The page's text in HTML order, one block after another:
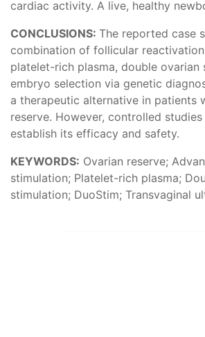
cardiac activity. A live, healthy
CONCLUSIONS: The reported case
combination of follicular
platelet-rich plasma, double ovarian
embryo selection via genetic
a therapeutic alternative in patients
reserve. However, controlled
establish its efficacy and safety.
KEYWORDS: Ovarian reserve;
stimulation; Platelet-rich plasma;
stimulation; DuoStim; Transvaginal